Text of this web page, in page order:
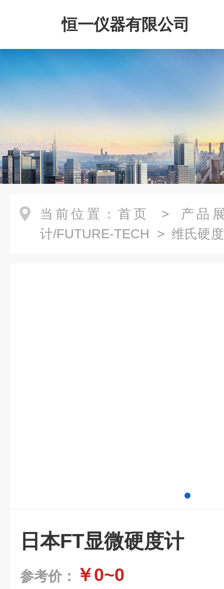
恒一仪器有限公司
当前位置： 首页 > 产品
计/FUTURE-TECH > 维氏硬
日本FT显微硬度计
参考价： ￥0~0